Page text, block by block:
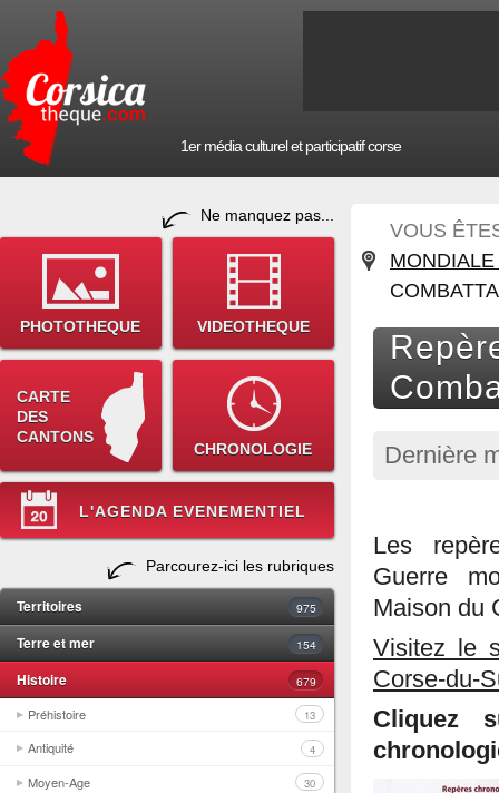
1er média culturel et participatif corse
Ne manquez pas...
PHOTOTHEQUE VIDEOTHEQUE
CARTE
DES
CANTONS
CHRONOLOGIE
L'AGENDA EVENEMENTIEL
Parcourez-ici les rubriques
Territoires 975
Terre et mer 154
Histoire 679
Préhistoire 13
Antiquité 4
Moyen-Age 30
VOUS
Dernière
Les
Guerre
Maison du
Visitez le
Corse-du-
Cliquez